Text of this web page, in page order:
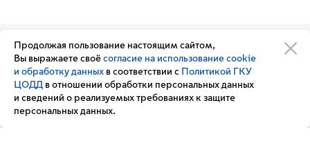
Организации транспортного
комплекса
Транспортный комплекс
России
Новости
Обратная связь
Подписка
на новости
Вакансии
Продолжая пользование настоящим сайтом,
Вы выражаете своё согласие на использование cookie
и обработку данных в соответствии с Политикой ГКУ
ЦОДД в отношении обработки персональных данных
и сведений о реализуемых требованиях к защите
персональных данных.